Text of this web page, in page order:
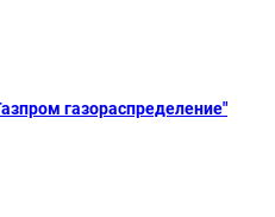
газораспределение"